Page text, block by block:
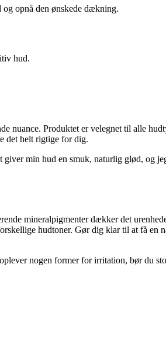
og opnå den ønskede dækning.
hud.
nuance. Produktet er velegnet til alle
det helt rigtige for dig.
min hud en smuk, naturlig glød, og
mineralpigmenter dækker det
hudtoner. Gør dig klar til at få en
nogen former for irritation, bør du